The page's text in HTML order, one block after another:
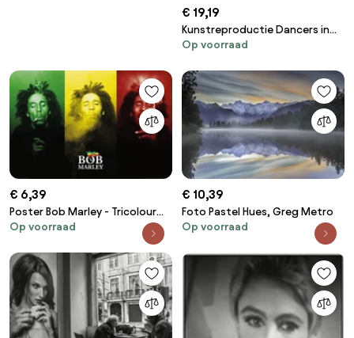
€ 19,19
Kunstreproductie Dancers in
blue, 1890, Edgar Degas
Op voorraad
€ 6,39
Poster Bob Marley - Tricolour
Smoke
Op voorraad
€ 10,39
Foto Pastel Hues, Greg Metro
Op voorraad